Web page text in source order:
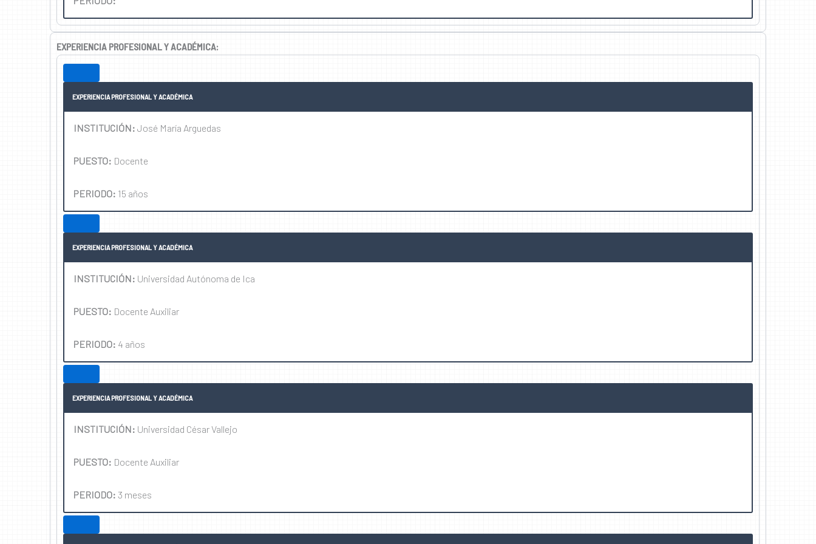
EXPERIENCIA PROFESIONAL Y ACADÉMICA:
EXPERIENCIA PROFESIONAL Y ACADÉMICA
INSTITUCIÓN: José María Arguedas
PUESTO: Docente
PERIODO: 15 años
EXPERIENCIA PROFESIONAL Y ACADÉMICA
INSTITUCIÓN: Universidad Autónoma de Ica
PUESTO: Docente Auxiliar
PERIODO: 4 años
EXPERIENCIA PROFESIONAL Y ACADÉMICA
INSTITUCIÓN: Universidad César Vallejo
PUESTO: Docente Auxiliar
PERIODO: 3 meses